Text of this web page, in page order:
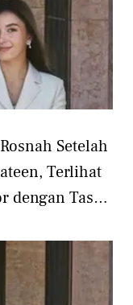
Setelah
Terlihat
dengan Tas